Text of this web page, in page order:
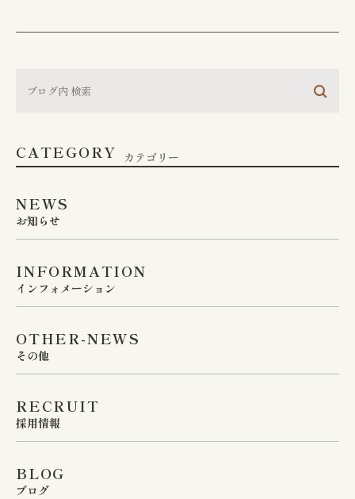
江東区で胃腸や肛門でお
胃やお尻の不調は、早期の検査・治療が大切
が、あなたのお悩みに真摯に向き合います。
CATEGORY カテゴリー
NEWS
お知らせ
INFORMATION
インフォメーション
OTHER-NEWS
その他
RECRUIT
採用情報
BLOG
ブログ